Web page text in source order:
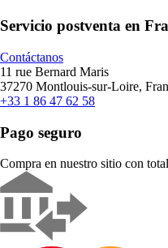
Servicio postventa en
Contáctanos
11 rue Bernard Maris
37270 Montlouis-sur-Loire,
+33 1 86 47 62 58
Pago seguro
Compra en nuestro sitio con